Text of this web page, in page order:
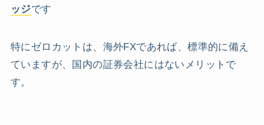
ッジです
特にゼロカットは、海外FXであれば、標準的に備え
ていますが、国内の証券会社にはないメリットで
す。